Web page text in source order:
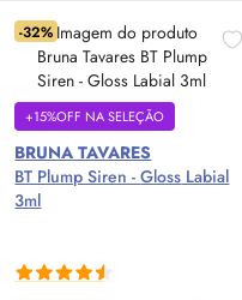
-32%
+15%OFF NA SELEÇÃO
BRUNA TAVARES
BT Plump Siren -Gloss Labial
3ml